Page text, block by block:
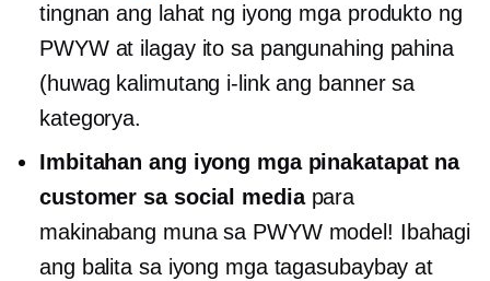
tingnan ang lahat ng iyong mga produkto ng
PWYW at ilagay ito sa pangunahing pahina
(huwag kalimutang i-link ang banner sa
kategorya.
Imbitahan ang iyong mga pinakatapat na
customer sa social mediapara
makinabang muna sa PWYW model! Ibahagi
ang balita sa iyong mga tagasubaybay at